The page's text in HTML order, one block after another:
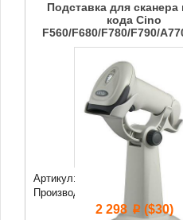
Подставка для сканера
кода Cino
F560/F680/F780/F790/
Артикул: 74 320
Производитель:
Cino
2 298 p($30)